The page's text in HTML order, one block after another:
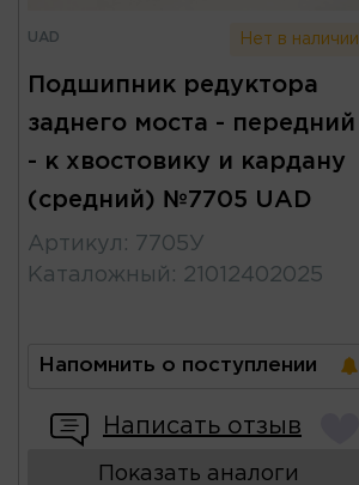
UAD Нет в наличии
Подшипник редуктора
заднего моста - передний
- к хвостовику и кардану
(средний) №7705 UAD
Артикул :
7705У
Каталожный : 21012402025
Напомнить о поступлении
Написать отзыв
Показать аналоги